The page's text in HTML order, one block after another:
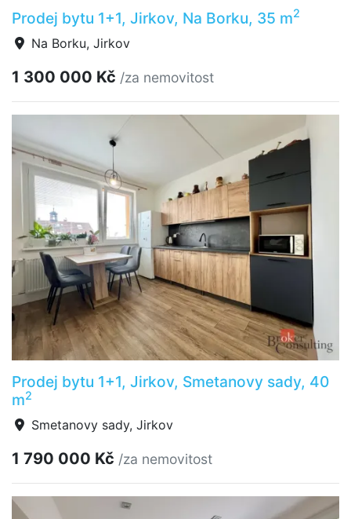
Prodej bytu 1+1, Jirkov, Na Borku, 35 m2
Na Borku, Jirkov
1 300 000 Kč /za nemovitost
Prodej bytu 1+1, Jirkov, Smetanovy sady, 40
m2
Smetanovy sady, Jirkov
1 790 000 Kč /za nemovitost